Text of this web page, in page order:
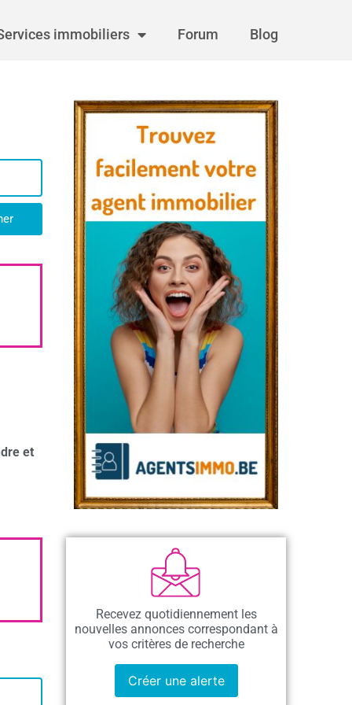
immobiliers Forum Blog
et
Recevez quotidiennement les
nouvelles annonces correspondant à
vos critères de recherche
Créer une alerte